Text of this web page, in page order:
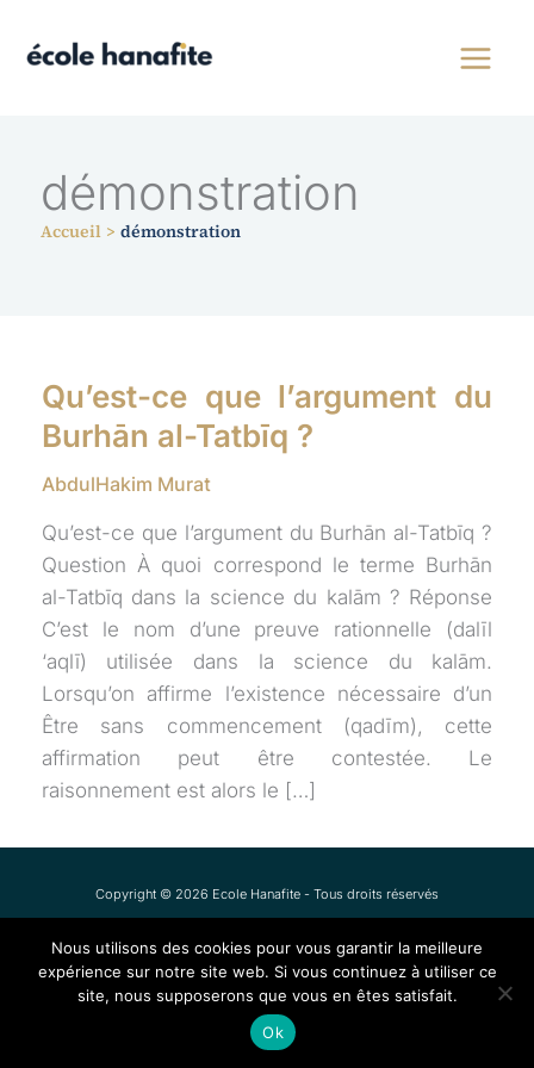
démonstration
Accueil démonstration
Qu’est-ce que l’argument du
Burhān al-Tatbīq ?
AbdulHakim Murat
Qu’est-ce que l’argument du Burhān al-Tatbīq ?
Question À quoi correspond le terme Burhān
al-Tatbīq dans la science du kalām ? Réponse
C’est le nom d’une preuve rationnelle (dalīl
‘aqlī) utilisée dans la science du kalām.
Lorsqu’on affirme l’existence nécessaire d’un
Être sans commencement (qadīm), cette
affirmation peut être contestée. Le
raisonnement est alors le […]
Copyright © 2026 Ecole Hanafite - Tous droits réservés
Nous utilisons des cookies pour vous garantir la meilleure
expérience sur notre site web. Si vous continuez à utiliser ce
site, nous supposerons que vous en êtes satisfait.
Ok